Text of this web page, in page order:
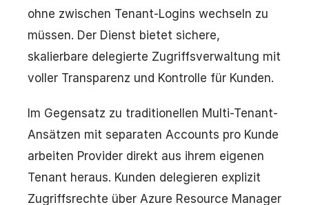
ohne zwischen Tenant-Logins wechseln zu
müssen. Der Dienst bietet sichere,
skalierbare delegierte Zugriffsverwaltung mit
voller Transparenz und Kontrolle für Kunden.
Im Gegensatz zu traditionellen Multi-Tenant-
Ansätzen mit separaten Accounts pro Kunde
arbeiten Provider direkt aus ihrem eigenen
Tenant heraus. Kunden delegieren explizit
Zugriffsrechte über Azure Resource Manager